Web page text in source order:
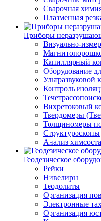
Сварочная
Плазменная
Приборы
Визуально-
Капиллярный
Оборудование
Ультразвуковой
Контроль
Вихретоковый
Твердомеры
Толщиномеры
Структуроскопы
Анализ
Геодезическое
Рейки
Нивелиры
Теодолиты
Организация
Электронные
Организация